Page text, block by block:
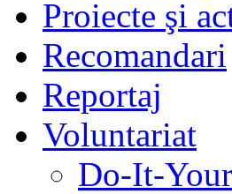
Proiecte şi
Recomandari
Reportaj
Voluntariat
Do-It-